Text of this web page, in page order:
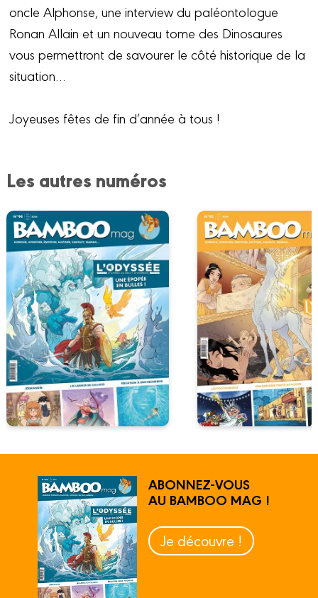
oncle Alphonse, une interview du paléontologue
Ronan Allain et un nouveau tome des Dinosaures
vous permettront de savourer le côté historique de la
situation…
Joyeuses fêtes de fin d’année à tous !
Les autres numéros
ABONNEZ-VOUS
AU BAMBOO MAG !
Je découvre !